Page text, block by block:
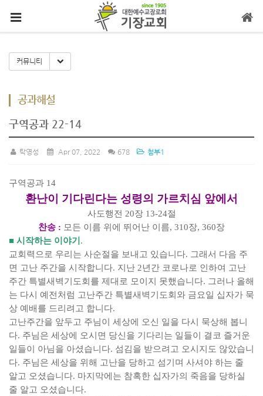
커뮤니티 Toggle Dropdown
공과해설
구역공과 22-14
탁영성 Apr 07, 2022 678 첨부1
구역공과 14
환난이 기다린다는 성령의 가르치심 앞에서
사도행전 20장 13-24절
찬송 : 모든 이름 위에 뛰어난 이름, 310장, 360장
■ 시작하는 이야기 .
교회력으로 우리는 사순절을 보내고 있습니다. 그래서 다음 주
면 고난 주간을 시작합니다. 지난 2년간 코로나로 인하여 고난
주간 특별새벽기도회를 제대로 모이지 못했습니다. 그러나 올해
는 다시 예전처럼 고난주간 특별새벽기도회와 금요일 십자가 묵
상 예배를 드리려고 합니다.
고난주간을 앞두고 주님이 세상에 오신 일을 다시 묵상해 봅니
다. 주님은 세상에 오시면 당신을 기다리는 일들이 결코 즐거운
일들이 아님을 아셨습니다. 섬김을 받으려고 오시지도 않았습니
다. 주님은 세상을 위해 고난을 당하고 섬기며 사셔야 하는 줄
알고 오셨습니다. 마지막에는 참혹한 십자가의 죽음을 당하실
줄 알고 오셨습니다.